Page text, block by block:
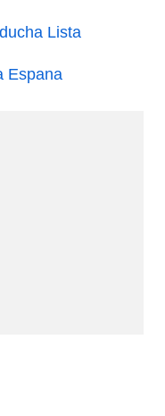
Lista
Espana